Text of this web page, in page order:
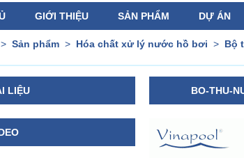
GIỚI THIỆU SẢN PHẨM DỰ ÁN
> Sản phẩm > Hóa chất xử lý nước hồ bơi > Bộ
LIỆU BO-THU-